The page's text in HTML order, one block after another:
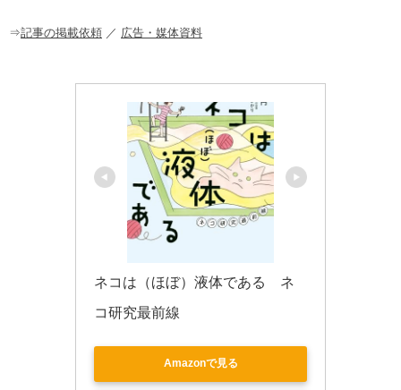
o
⇒記事の掲載依頼 ／ 広告・媒体資料
ネコは（ほぼ）液体である　ネ
コ研究最前線
Amazonで見る